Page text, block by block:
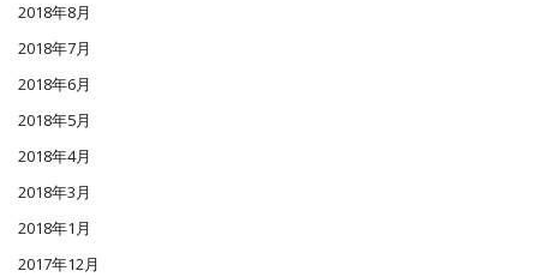
2018年8月
2018年7月
2018年6月
2018年5月
2018年4月
2018年3月
2018年1月
2017年12月